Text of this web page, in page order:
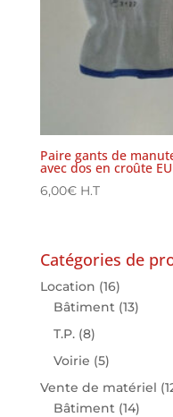
Paire gants de
avec dos en croûte
6,00€ H.T
Catégories de
Location (16)
Bâtiment (13)
T.P. (8)
Voirie (5)
Vente de matériel
Bâtiment (14)